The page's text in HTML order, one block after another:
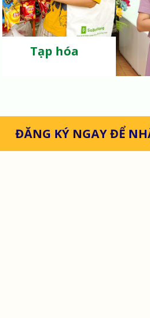
Tạp hóa
ĐĂNG KÝ NGAY ĐỂ